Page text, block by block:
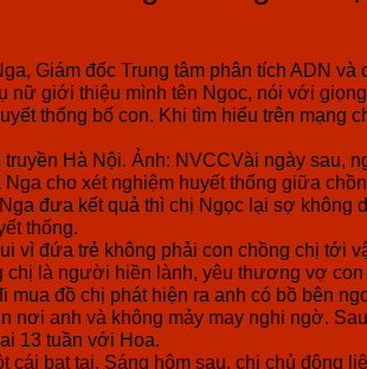
Giám đốc Trung tâm phân tích ADN
nữ giới thiệu mình tên Ngọc, nói với
thống bố con. Khi tìm hiểu trên mạng
Hà Nội. Ảnh: NVCCVài ngày
cho xét nghiệm huyết thống giữa
đưa kết quả thì chị Ngọc lại sợ
thống.
vì đứa trẻ không phải con chồng chị tới
là người hiền lành, yêu thương vợ
đồ chị phát hiện ra anh có bồ bên
nơi anh và không mảy may nghi ngờ.
13 tuần với Hoa.
bạt tai. Sáng hôm sau, chị chủ động